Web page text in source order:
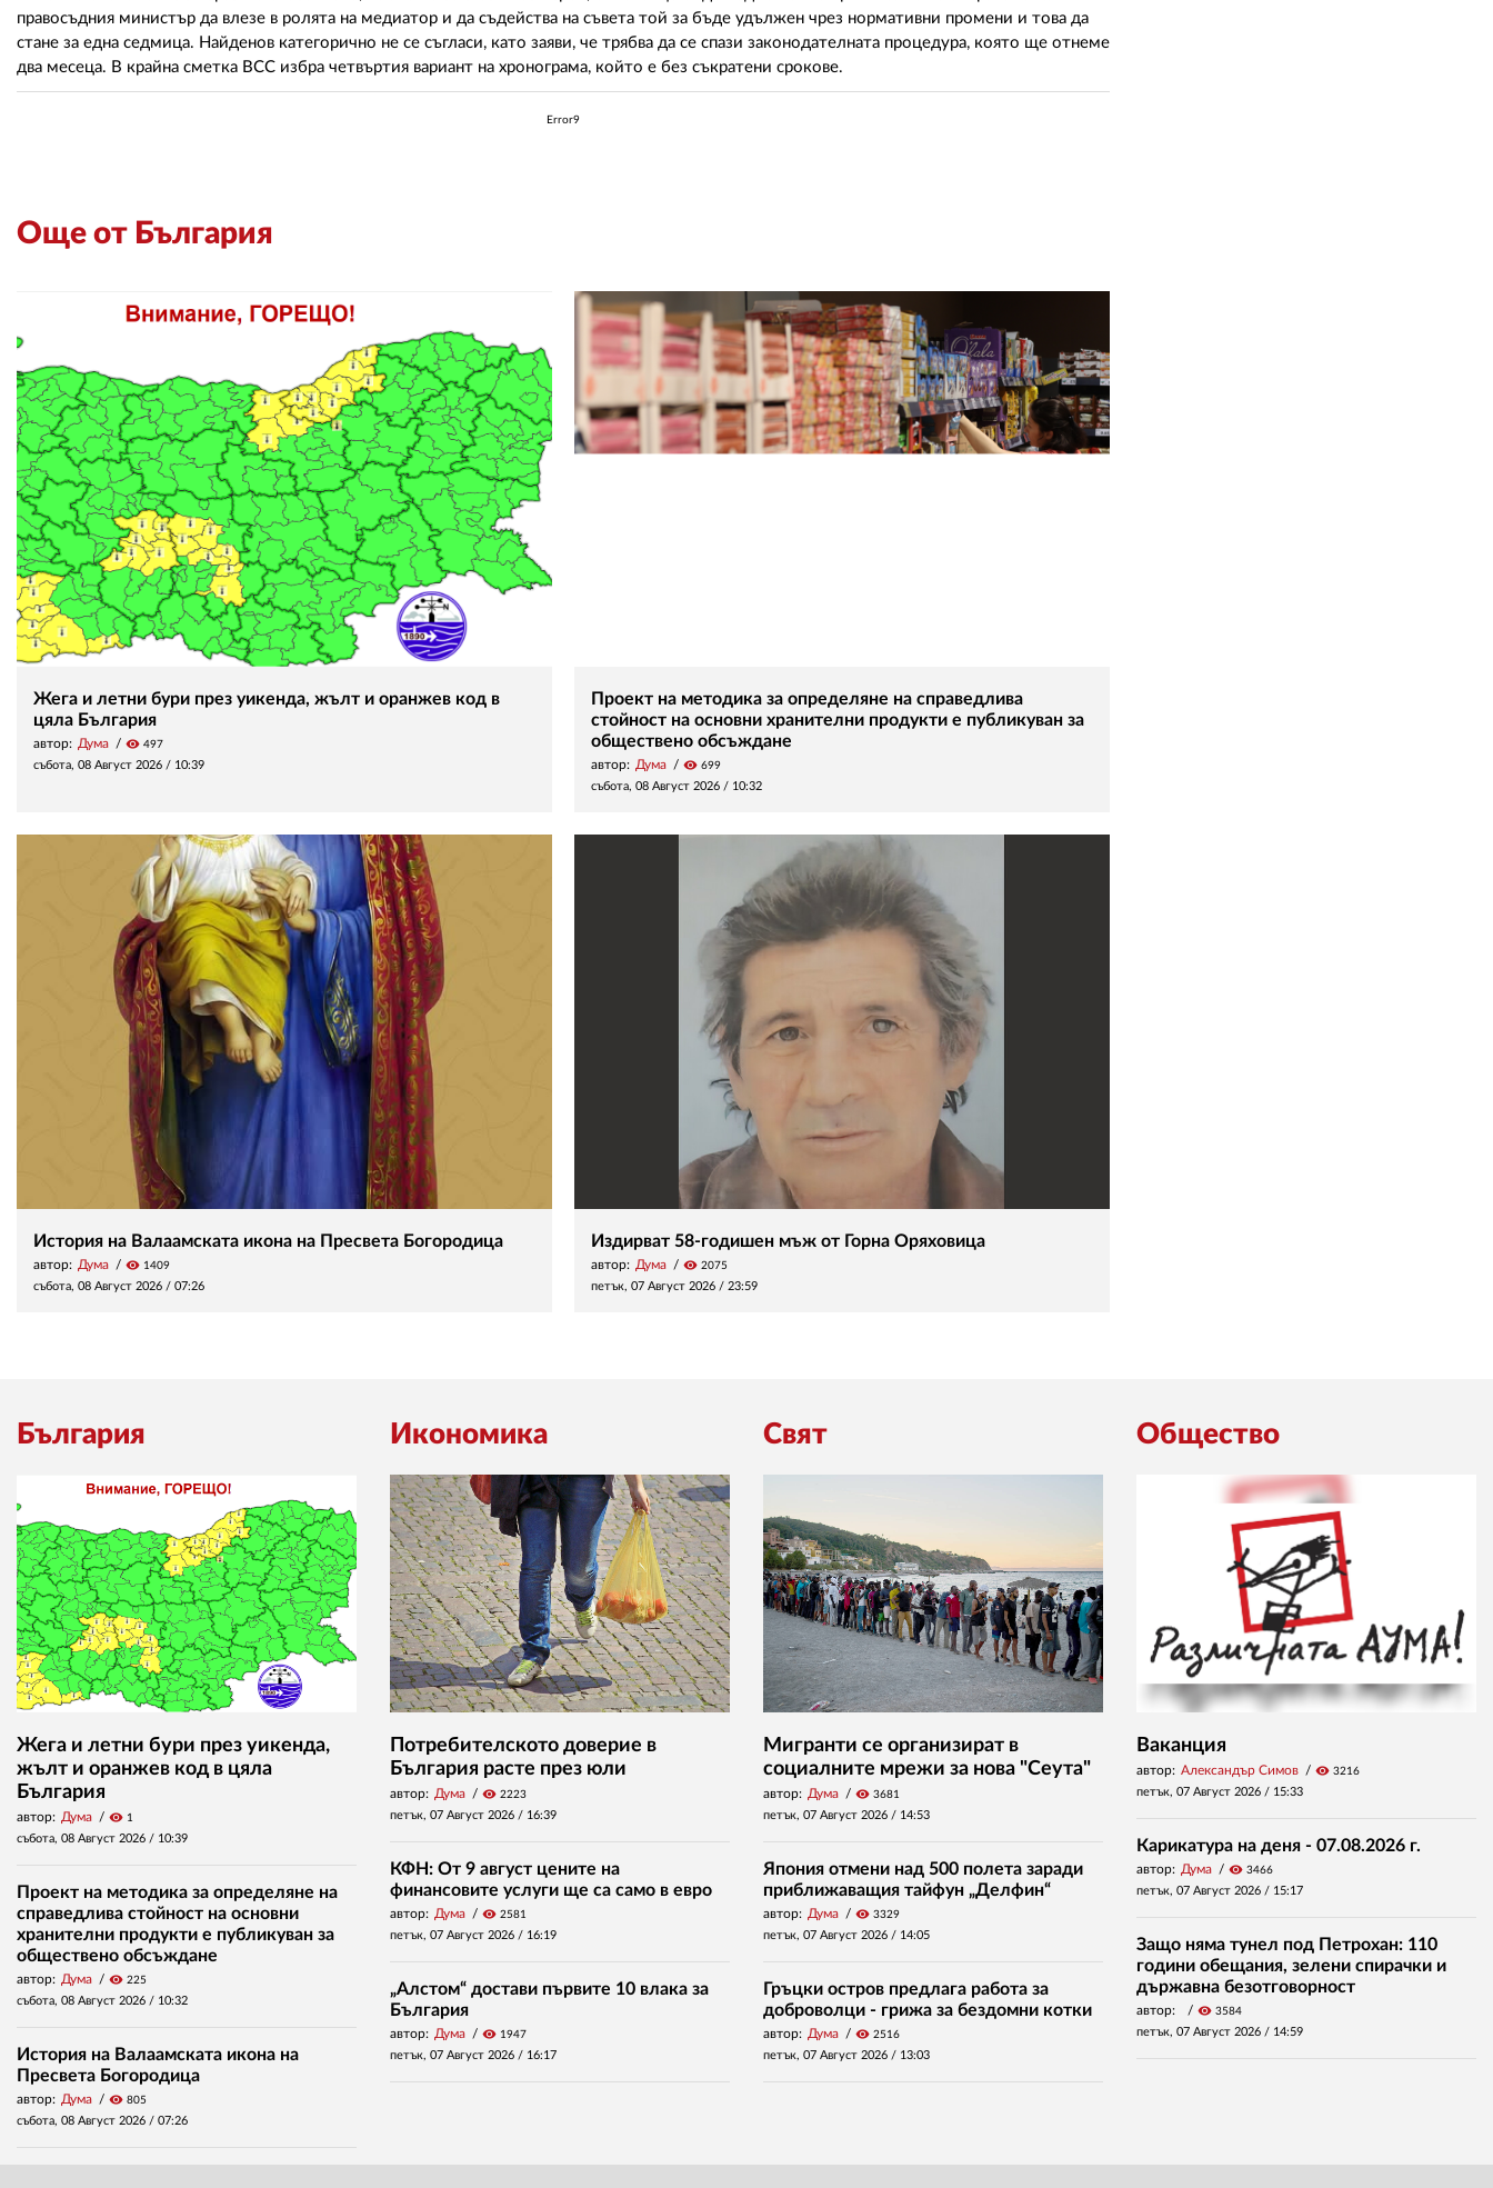
правосъдния министър да влезе в ролята на медиатор и да съдейства на съвета той за бъде удължен чрез нормативни промени и това да
стане за една седмица. Найденов категорично не се съгласи, като заяви, че трябва да се спази законодателната процедура, която ще отнеме
два месеца. В крайна сметка ВСС избра четвъртия вариант на хронограма, който е без съкратени срокове.
Error9
Още от България
Жега и летни бури през уикенда, жълт и оранжев код в
цяла България
автор: Дума visibility 497
събота, 08 Август 2026 / 10:39
Проект на методика за определяне на справедлива
стойност на основни хранителни продукти е публикуван за
обществено обсъждане
автор: Дума visibility 699
събота, 08 Август 2026 / 10:32
История на Валаамската икона на Пресвета Богородица
автор: Дума visibility 1409
събота, 08 Август 2026 / 07:26
Издирват 58-годишен мъж от Горна Оряховица
автор: Дума visibility 2075
петък, 07 Август 2026 / 23:59
България
Жега и летни бури през уикенда,
жълт и оранжев код в цяла
България
автор: Дума visibility 1
събота, 08 Август 2026 / 10:39
Проект на методика за определяне на
справедлива стойност на основни
хранителни продукти е публикуван за
обществено обсъждане
автор: Дума visibility 225
събота, 08 Август 2026 / 10:32
История на Валаамската икона на
Пресвета Богородица
автор: Дума visibility 805
събота, 08 Август 2026 / 07:26
Икономика
Потребителското доверие в
България расте през юли
автор: Дума visibility 2223
петък, 07 Август 2026 / 16:39
КФН: От 9 август цените на
финансовите услуги ще са само в евро
автор: Дума visibility 2581
петък, 07 Август 2026 / 16:19
„Алстом“ достави първите 10 влака за
България
автор: Дума visibility 1947
петък, 07 Август 2026 / 16:17
Свят
Мигранти се организират в
социалните мрежи за нова "Сеута"
автор: Дума visibility 3681
петък, 07 Август 2026 / 14:53
Япония отмени над 500 полета заради
приближаващия тайфун „Делфин“
автор: Дума visibility 3329
петък, 07 Август 2026 / 14:05
Гръцки остров предлага работа за
доброволци - грижа за бездомни котки
автор: Дума visibility 2516
петък, 07 Август 2026 / 13:03
Общество
Ваканция
автор: Александър Симов visibility 3216
петък, 07 Август 2026 / 15:33
Карикатура на деня - 07.08.2026 г.
автор: Дума visibility 3466
петък, 07 Август 2026 / 15:17
Защо няма тунел под Петрохан: 110
години обещания, зелени спирачки и
държавна безотговорност
автор: visibility 3584
петък, 07 Август 2026 / 14:59